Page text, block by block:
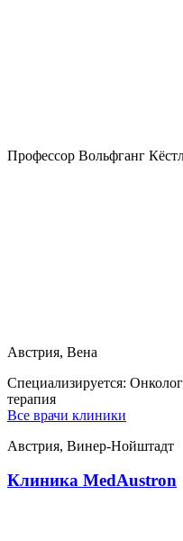
Профессор Вольфганг
Австрия, Вена
Специализируется:
терапия
Все врачи клиники
Австрия, Винер-Нойштадт
Клиника MedAustron